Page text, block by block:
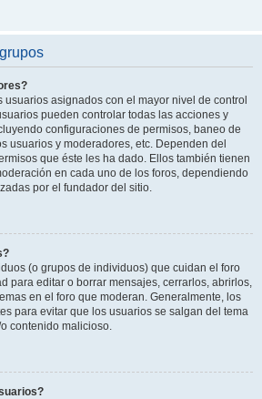
usuarios asignados con el mayor nivel de control
pueden controlar todas las acciones y
configuraciones de permisos, baneo de
usuarios y moderadores, etc. Dependen del
que éste les ha dado. Ellos también tienen
en cada uno de los foros, dependiendo
por el fundador del sitio.
(o grupos de individuos) que cuidan el foro
para editar o borrar mensajes, cerrarlos, abrirlos,
en el foro que moderan. Generalmente, los
para evitar que los usuarios se salgan del tema
contenido malicioso.